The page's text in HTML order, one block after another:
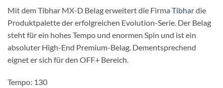
Mit dem Tibhar MX-D Belag erweitert die Firma Tibhardie
Produktpalette der erfolgreichen Evolution-Serie. Der Belag
steht für ein hohes Tempo und enormen Spin und ist ein
absoluter High-End Premium-Belag. Dementsprechend
eignet er sich für den OFF+ Bereich.
Tempo: 130